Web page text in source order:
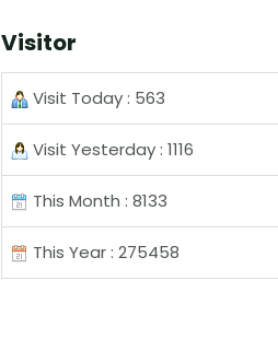
Visitor
Visit Today : 563
Visit Yesterday : 1116
This Month : 8133
This Year : 275458